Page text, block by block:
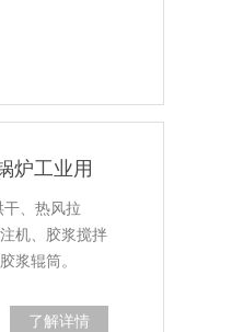
炉工业用
、热风拉
机、胶浆搅拌
浆辊筒。
了解详情